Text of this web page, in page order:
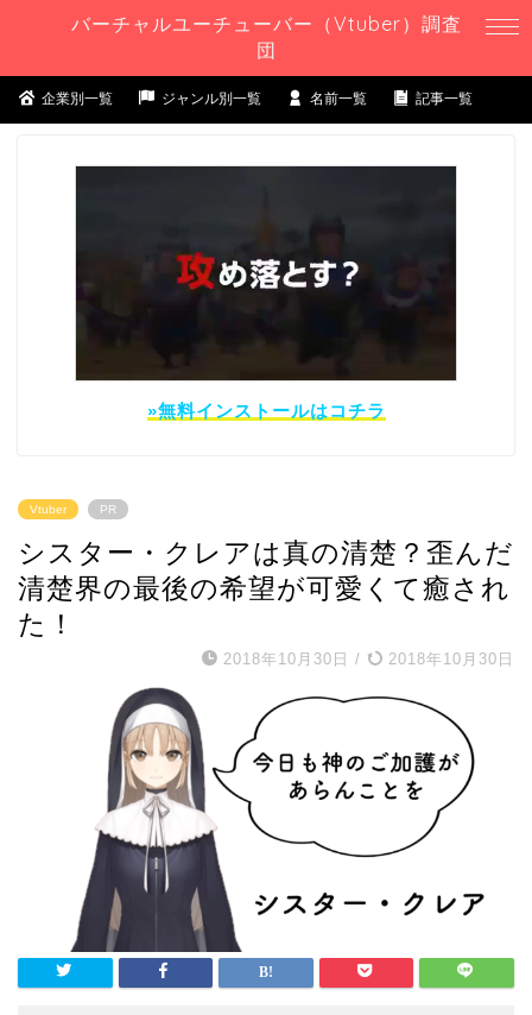
バーチャルユーチューバー（Vtuber）調査
団
企業別一覧 ジャンル別一覧 名前一覧 記事一覧
»無料インストールはコチラ
Vtuber PR
シスター・クレアは真の清楚？歪んだ
清楚界の最後の希望が可愛くて癒され
た！
2018年10月30日 / 2018年10月30日